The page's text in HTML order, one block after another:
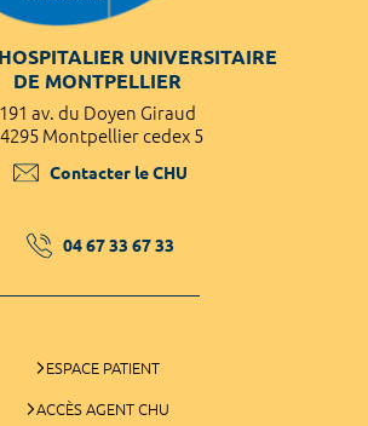
UNIVERSITAIRE
DE MONTPELLIER
191 av. du Doyen Giraud
Montpellier cedex 5
Contacter le CHU
04 67 33 67 33
ESPACE PATIENT
ACCÈS AGENT CHU